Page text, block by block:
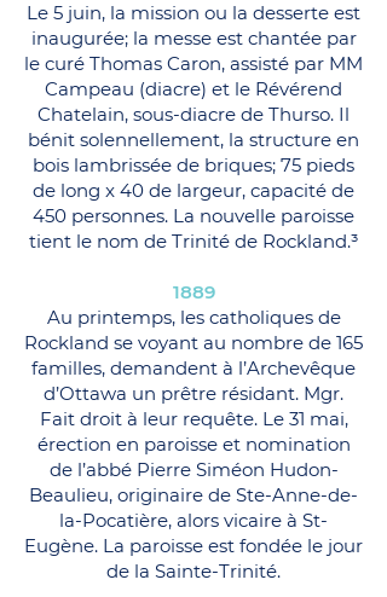
Le 5 juin, la mission ou la desserte est
inaugurée; la messe est chantée par
le curé Thomas Caron, assisté par MM
Campeau (diacre) et le Révérend
Chatelain, sous-diacre de Thurso. Il
bénit solennellement, la structure en
bois lambrissée de briques; 75 pieds
de long x 40 de largeur, capacité de
450 personnes. La nouvelle paroisse
tient le nom de Trinité de Rockland.³
1889
Au printemps, les catholiques de
Rockland se voyant au nombre de 165
familles, demandent à l’Archevêque
d’Ottawa un prêtre résidant. Mgr.
Fait droit à leur requête. Le 31 mai,
érection en paroisse et nomination
de l’abbé Pierre Siméon Hudon-
Beaulieu, originaire de Ste-Anne-de-
la-Pocatière, alors vicaire à St-
Eugène. La paroisse est fondée le jour
de la Sainte-Trinité.